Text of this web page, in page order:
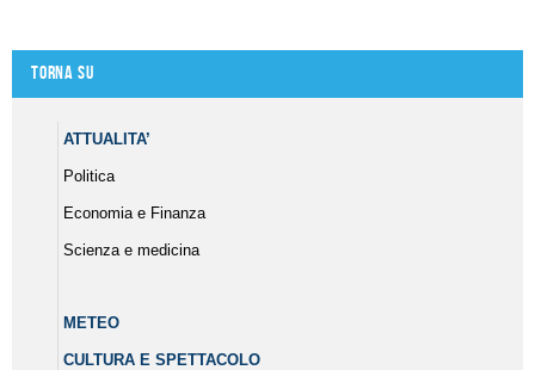
Torna su
ATTUALITA’
Politica
Economia e Finanza
Scienza e medicina
METEO
CULTURA E SPETTACOLO